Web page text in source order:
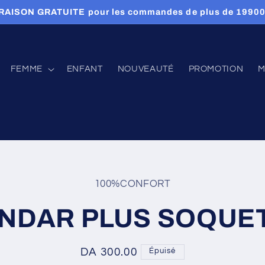
GRATUITE pour les commandes de plus de
FEMME ENFANT NOUVEAUTÉ PROMOTION
100%CONFORT
PLUS
Prix
DA 300.00 Épuisé